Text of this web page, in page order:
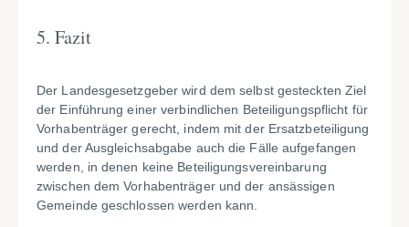
5. Fazit
Der Landesgesetzgeber wird dem selbst gesteckten Ziel
der Einführung einer verbindlichen Beteiligungspflicht für
Vorhabenträger gerecht, indem mit der Ersatzbeteiligung
und der Ausgleichsabgabe auch die Fälle aufgefangen
werden, in denen keine Beteiligungsvereinbarung
zwischen dem Vorhabenträger und der ansässigen
Gemeinde geschlossen werden kann